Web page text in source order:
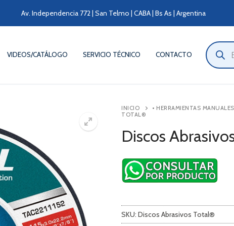
Av. Independencia 772 | San Telmo | CABA | Bs As | Argentina
VIDEOS/CATÁLOGO SERVICIO TÉCNICO CONTACTO
de
INICIO • HERRAMIENTAS MANUALES
TOTAL®
Discos
SKU: Discos Abrasivos Total®